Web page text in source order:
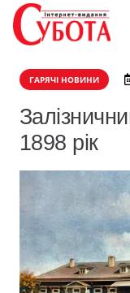
ГАРЯЧІ НОВИНИ
1898 рік